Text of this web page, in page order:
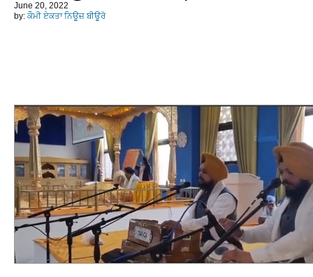
June 20, 2022
by: ਕੌਮੀ ਏਕਤਾ ਨਿਊਜ਼ ਬੀਊਰੋ